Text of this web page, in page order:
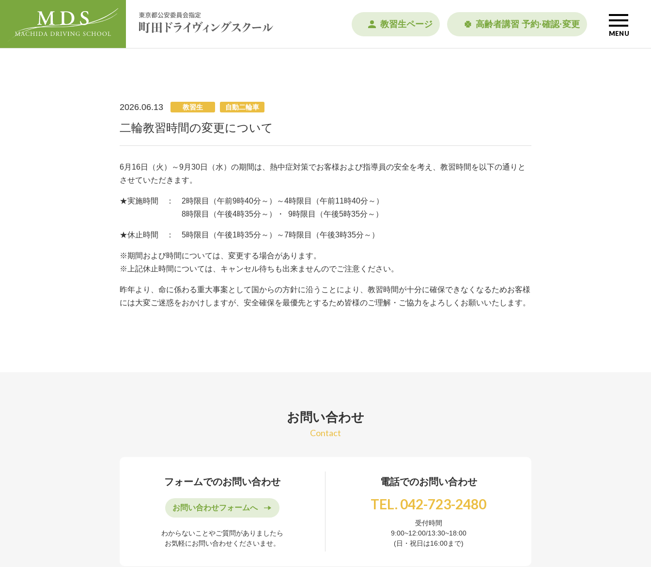
教習生ページ 高齢者講習 予約·確認·変更
MENU
2026.06.13 教習生 自動二輪車
二輪教習時間の変更について
6月16日（火）～9月30日（水）の期間は、熱中症対策でお客様および指導員の安全を考え、教習時間を以下の通りと
させていただきます。
★実施時間 ： 2時限目（午前9時40分～）～4時限目（午前11時40分～）
8時限目（午後4時35分～）・ 9時限目（午後5時35分～）
★休止時間 ： 5時限目（午後1時35分～）～7時限目（午後3時35分～）
※期間および時間については、変更する場合があります。
※上記休止時間については、キャンセル待ちも出来ませんのでご注意ください。
昨年より、命に係わる重大事案として国からの方針に沿うことにより、教習時間が十分に確保できなくなるためお客様
には大変ご迷惑をおかけしますが、安全確保を最優先とするため皆様のご理解・ご協力をよろしくお願いいたします。
お問い合わせ
Contact
フォームでのお問い合わせ
お問い合わせフォームへ
わからないことやご質問がありましたら
お気軽にお問い合わせくださいませ。
電話でのお問い合わせ
TEL. 042-723-2480
受付時間
9:00~12:00/13:30~18:00
(日・祝日は16:00まで)